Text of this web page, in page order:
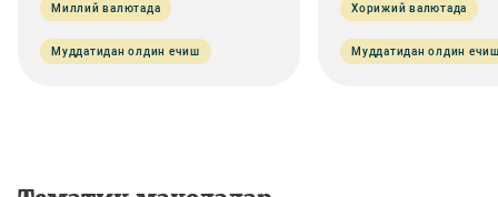
Миллий валютада
Муддатидан олдин ечиш
Хорижий валютада
Муддатидан олдин